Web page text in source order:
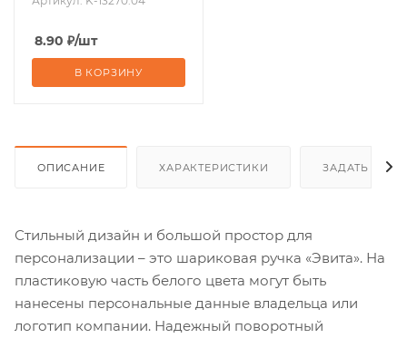
8.90 ₽/шт
В КОРЗИНУ
ОПИСАНИЕ ХАРАКТЕРИСТИКИ ЗАДАТЬ
Стильный дизайн и большой простор для
персонализации – это шариковая ручка «Эвита». На
пластиковую часть белого цвета могут быть
нанесены персональные данные владельца или
логотип компании. Надежный поворотный